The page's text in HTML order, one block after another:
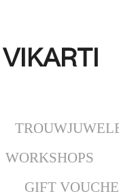
VIKARTI
WORKSHOPS
GIFT